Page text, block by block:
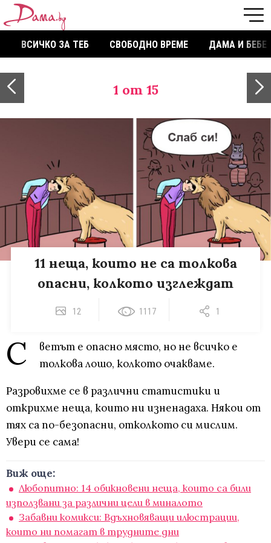
ВСИЧКО ЗА ТЕБ СВОБОДНО ВРЕМЕ ДАМА И БЕБЕ
1 от 15
11 неща, които не са толкова
опасни, колкото изглеждат
12 1117 1
С
ветът е опасно място, но не всичко е
толкова лошо, колкото очакваме.
Разровихме се в различни статистики и
открихме неща, които ни изненадаха. Някои от
тях са по-безопасни, отколкото си мислим.
Увери се сама!
Виж още:
Любопитно: 14 обикновени неща, които са били
използвани за различни цели в миналото
Забавни комикси: Вдъхновяващи илюстрации,
които ни помагат в трудните дни